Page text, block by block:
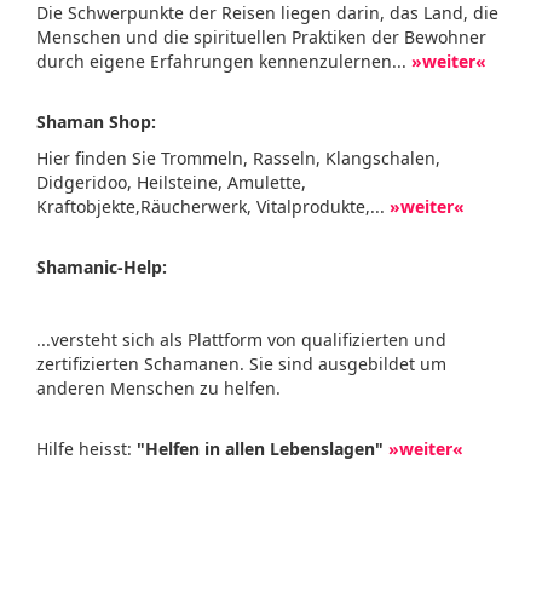
Die Schwerpunkte der Reisen liegen darin, das Land, die
Menschen und die spirituellen Praktiken der Bewohner
durch eigene Erfahrungen kennenzulernen... »weiter«
Shaman Shop:
Hier finden Sie Trommeln, Rasseln, Klangschalen,
Didgeridoo, Heilsteine, Amulette,
Kraftobjekte,Räucherwerk, Vitalprodukte,... »weiter«
Shamanic-Help:
...versteht sich als Plattform von qualifizierten und
zertifizierten Schamanen. Sie sind ausgebildet um
anderen Menschen zu helfen.
Hilfe heisst: "Helfen in allen Lebenslagen" »weiter«